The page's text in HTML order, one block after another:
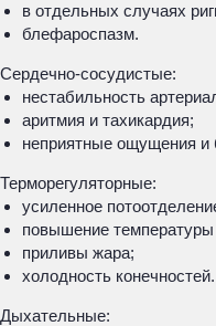
в отдельных случаях
блефароспазм.
Сердечно-сосудистые:
нестабильность
аритмия и тахикардия;
неприятные ощущения и
Терморегуляторные:
усиленное
повышение температуры
приливы жара;
холодность конечностей.
Дыхательные: